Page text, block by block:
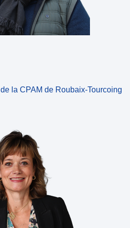
de la CPAM de Roubaix-Tourcoing